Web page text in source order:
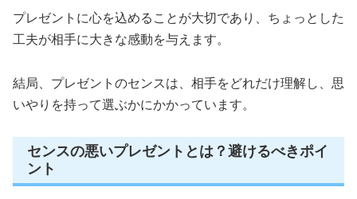
プレゼントに心を込めることが大切であり、ちょっとした
工夫が相手に大きな感動を与えます。
結局、プレゼントのセンスは、相手をどれだけ理解し、思
いやりを持って選ぶかにかかっています。
センスの悪いプレゼントとは？避けるべきポイ
ント